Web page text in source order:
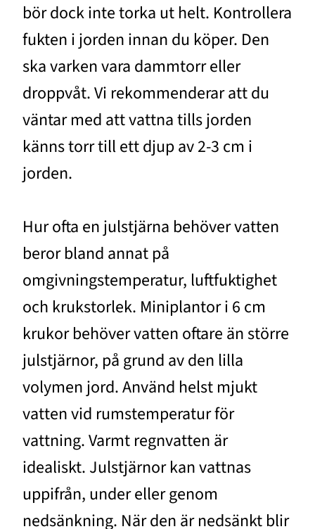
bör dock inte torka ut helt. Kontrollera
fukten i jorden innan du köper. Den
ska varken vara dammtorr eller
droppvåt. Vi rekommenderar att du
väntar med att vattna tills jorden
känns torr till ett djup av 2-3 cm i
jorden.
Hur ofta en julstjärna behöver vatten
beror bland annat på
omgivningstemperatur, luftfuktighet
och krukstorlek. Miniplantor i 6 cm
krukor behöver vatten oftare än större
julstjärnor, på grund av den lilla
volymen jord. Använd helst mjukt
vatten vid rumstemperatur för
vattning. Varmt regnvatten är
idealiskt. Julstjärnor kan vattnas
uppifrån, under eller genom
nedsänkning. När den är nedsänkt blir